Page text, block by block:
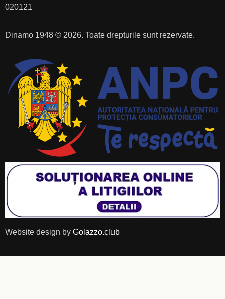
020121
Dinamo 1948 © 2026. Toate drepturile sunt rezervate.
Website design by Golazzo.club